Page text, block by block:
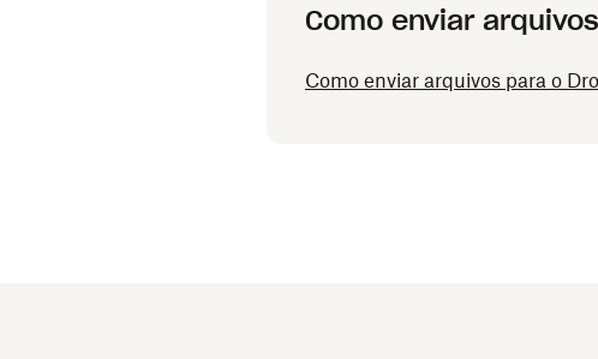
Como enviar
Como enviar arquivos para o